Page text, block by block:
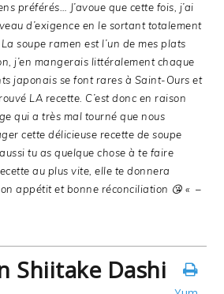
préférés… J’avoue que cette fois, j’ai
d’exigence en le sortant totalement
soupe ramen est l’un de mes plats
j’en mangerais littéralement chaque
japonais se font rares à Saint-Ours et
LA recette. C’est donc en raison
qui a très mal tourné que nous
cette délicieuse recette de soupe
tu as quelque chose à te faire
au plus vite, elle te donnera
appétit et bonne réconciliation 😘 « –
Shiitake Dashi